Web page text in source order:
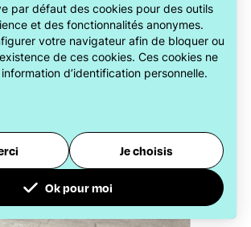
des solutions...
par défaut des cookies pour des outils
et des fonctionnalités anonymes.
votre navigateur afin de bloquer ou
de ces cookies. Ces cookies ne
d’identification personnelle.
Je choisis
Ok pour moi